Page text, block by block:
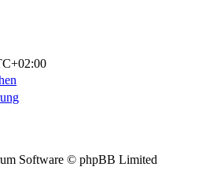
Software © phpBB Limited